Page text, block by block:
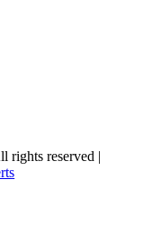
rights reserved |